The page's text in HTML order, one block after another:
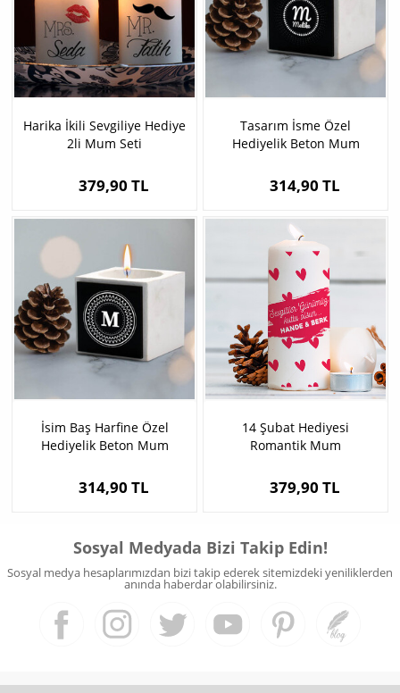
Harika İkili Sevgiliye Hediye
2li Mum Seti
379,90 TL
Tasarım İsme Özel
Hediyelik Beton Mum
314,90 TL
İsim Baş Harfine Özel
Hediyelik Beton Mum
314,90 TL
14 Şubat Hediyesi
Romantik Mum
379,90 TL
Sosyal Medyada Bizi Takip Edin!
Sosyal medya hesaplarımızdan bizi takip ederek sitemizdeki yeniliklerden
anında haberdar olabilirsiniz.